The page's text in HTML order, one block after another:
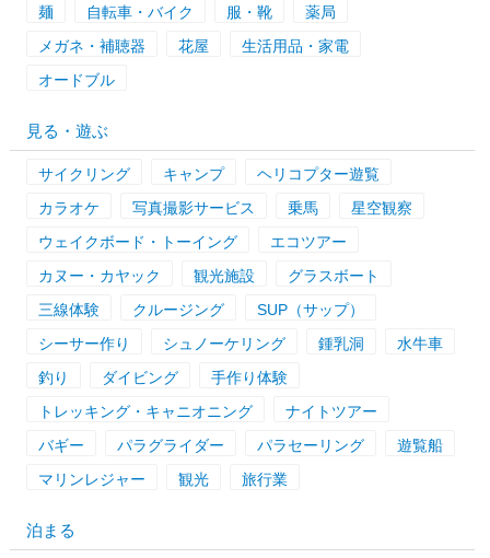
麺
自転車・バイク 服・靴
薬局
メガネ・補聴器
花屋
生活用品・家電
オードブル
見る・遊ぶ
サイクリング キャンプ
ヘリコプター遊覧
カラオケ
写真撮影サービス 乗馬
星空観察
ウェイクボード・トーイング
エコツアー
カヌー・カヤック
観光施設
グラスボート
三線体験
クルージング
SUP（サップ）
シーサー作り
シュノーケリング 鍾乳洞
水牛車
釣り
ダイビング
手作り体験
トレッキング・キャニオニング
ナイトツアー
バギー
パラグライダー パラセーリング
遊覧船
マリンレジャー
観光 旅行業
泊まる